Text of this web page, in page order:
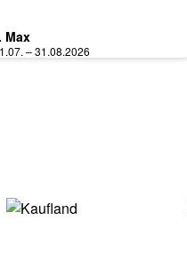
Max
– 31.08.2026